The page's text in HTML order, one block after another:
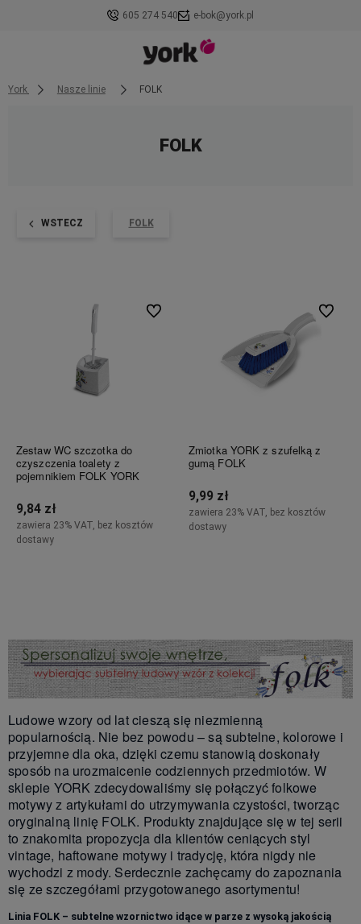
605 274 540 e-bok@york.pl
York Nasze linie FOLK
FOLK
WSTECZ FOLK
Zestaw WC szczotka do
czyszczenia toalety z
pojemnikiem FOLK YORK
9,84 zł
zawiera 23% VAT, bez kosztów
dostawy
Do ulubionych
Zmiotka YORK z szufelką z
gumą FOLK
9,99 zł
zawiera 23% VAT, bez kosztów
dostawy
Do
Ludowe wzory od lat cieszą się niezmienną
popularnością. Nie bez powodu – są subtelne, kolorowe i
przyjemne dla oka, dzięki czemu stanowią doskonały
sposób na urozmaicenie codziennych przedmiotów. W
sklepie YORK zdecydowaliśmy się połączyć folkowe
motywy z artykułami do utrzymywania czystości, tworząc
oryginalną linię FOLK. Produkty znajdujące się w tej serii
to znakomita propozycja dla klientów ceniących styl
vintage, haftowane motywy i tradycję, która nigdy nie
wychodzi z mody. Serdecznie zachęcamy do zapoznania
się ze szczegółami przygotowanego asortymentu!
Linia FOLK – subtelne wzornictwo idące w parze z wysoką jakością